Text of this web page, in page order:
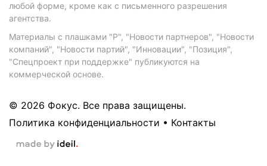
любой форме, кроме как с письменного разрешения
агентства.
Материалы с плашками "Р", "Новости партнеров", "Новости
компаний", "Новости партий", "Инновации", "Позиция",
"Спецпроект при поддержке" публикуются на
коммерческой основе.
© 2026 Фокус. Все права защищены.
Политика конфиденциальности • Контакты